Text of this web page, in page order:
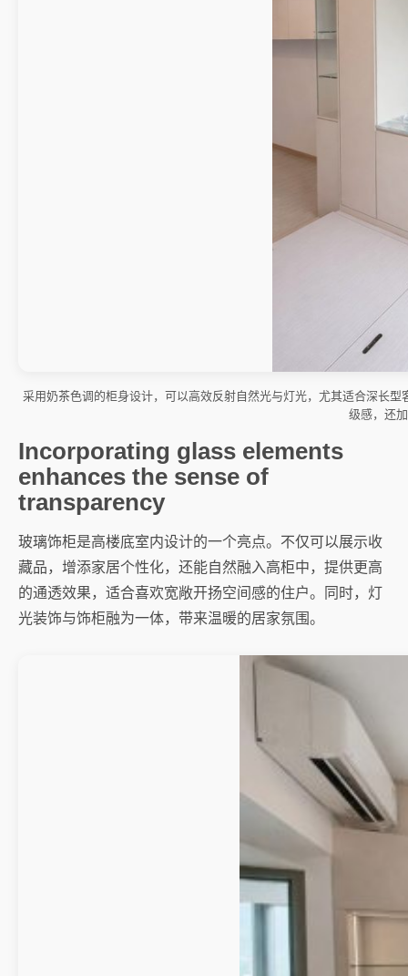
采用奶茶色调的柜身设计，可以高效反射自然光与灯光，尤其适合深长
级感，还
Incorporating glass elements
enhances the sense of
transparency
玻璃饰柜是高楼底室内设计的一个亮点。不仅可以展示收
藏品，增添家居个性化，还能自然融入高柜中，提供更高
的通透效果，适合喜欢宽敞开扬空间感的住户。同时，灯
光装饰与饰柜融为一体，带来温暖的居家氛围。